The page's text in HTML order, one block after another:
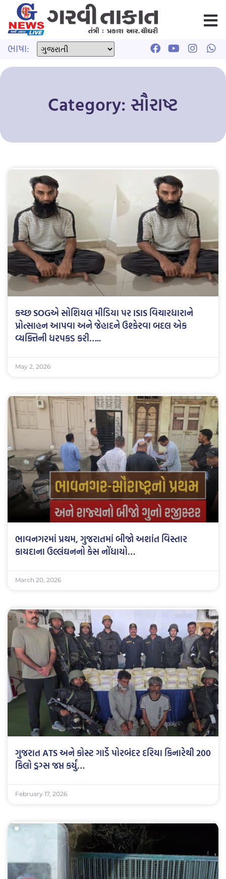
ભાષા:
Category: સૌરાષ્ટ
કચ્છ SOGએ સોશિયલ મીડિયા પર ISIS વિચારધારાને
પ્રોત્સાહન આપવા અને જેહાદને ઉશ્કેરવા બદલ એક
વ્યક્તિની ધરપકડ કરી…..
May 2, 2026
ભાવનગરમાં પ્રથમ, ગુજરાતમાં બીજો અશાંત વિસ્તાર
કાયદાના ઉલ્લંઘનનો કેસ નોંધાયો…
March 20, 2026
ગુજરાત ATS અને કોસ્ટ ગાર્ડે પોરબંદર દરિયા કિનારેથી 200
કિલો ડ્રગ્સ જપ્ત કર્યું…
February 17, 2026